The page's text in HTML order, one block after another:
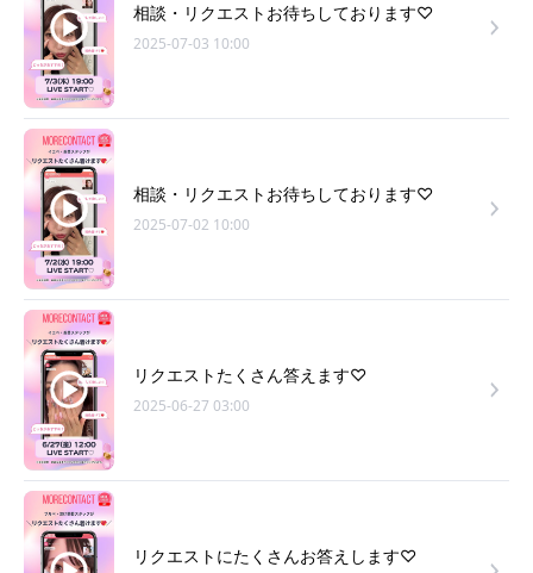
相談・リクエストお待ちしております♡
2025-07-03 10:00
相談・リクエストお待ちしております♡
2025-07-02 10:00
リクエストたくさん答えます♡
2025-06-27 03:00
リクエストにたくさんお答えします♡